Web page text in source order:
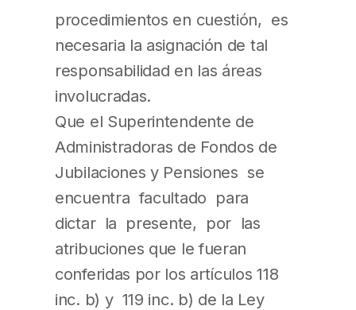
procedimientos en cuestión, es
necesaria la asignación de tal
responsabilidad en las áreas
involucradas.
Que el Superintendente de
Administradoras de Fondos de
Jubilaciones y Pensiones se
encuentra facultado para
dictar la presente, por las
atribuciones que le fueran
conferidas por los artículos 118
inc. b) y 119 inc. b) de la Ley